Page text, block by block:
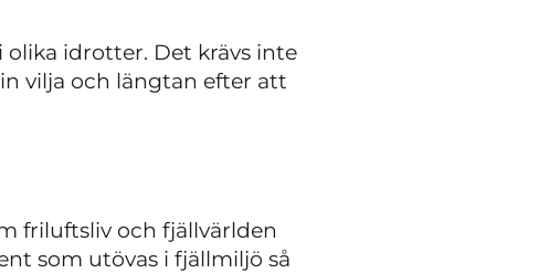
olika idrotter. Det krävs inte
vilja och längtan efter att
friluftsliv och fjällvärlden
som utövas i fjällmiljö så